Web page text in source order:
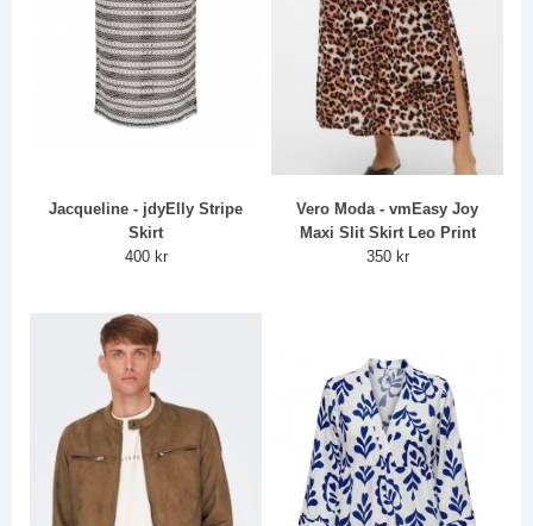
Jacqueline - jdyElly Stripe
Skirt
400 kr
Vero Moda - vmEasy Joy
Maxi Slit Skirt Leo Print
350 kr